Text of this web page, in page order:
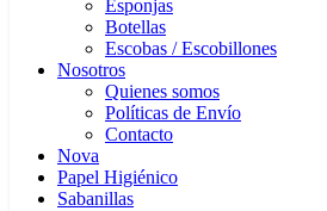
Esponjas
Botellas
Escobas / Escobillones
Nosotros
Quienes somos
Políticas de Envío
Contacto
Nova
Papel Higiénico
Sabanillas